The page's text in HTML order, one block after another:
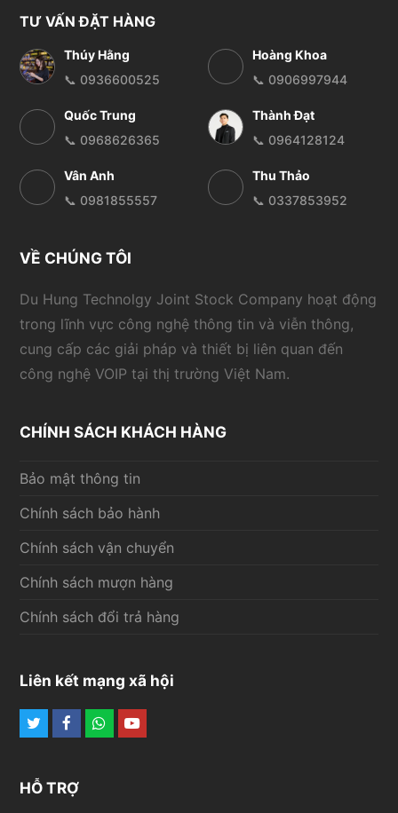
TƯ VẤN ĐẶT HÀNG
Thúy Hằng
📞 0936600525
Hoàng Khoa
📞 0906997944
Quốc Trung
📞 0968626365
Thành Đạt
📞 0964128124
Vân Anh
📞 0981855557
Thu Thảo
📞 0337853952
VỀ CHÚNG TÔI
Du Hung Technolgy Joint Stock Company hoạt động
trong lĩnh vực công nghệ thông tin và viễn thông,
cung cấp các giải pháp và thiết bị liên quan đến
công nghệ VOIP tại thị trường Việt Nam.
CHÍNH SÁCH KHÁCH HÀNG
Bảo mật thông tin
Chính sách bảo hành
Chính sách vận chuyển
Chính sách mượn hàng
Chính sách đổi trả hàng
Liên kết mạng xã hội
TwitterFacebook
Whatsapp
Youtube
HỖ TRỢ